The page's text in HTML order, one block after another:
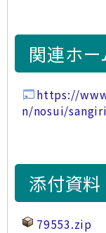
関連ホ
https://
n/nosui/
添付資料
79553.zip